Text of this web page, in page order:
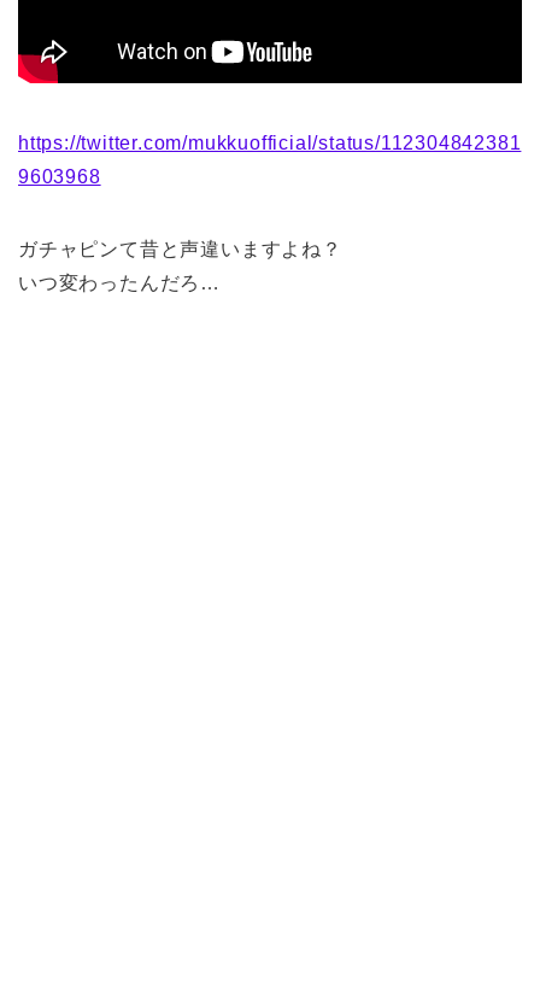
https://twitter.com/mukkuofficial/status/112304842381
9603968
ガチャピンて昔と声違いますよね？
いつ変わったんだろ…